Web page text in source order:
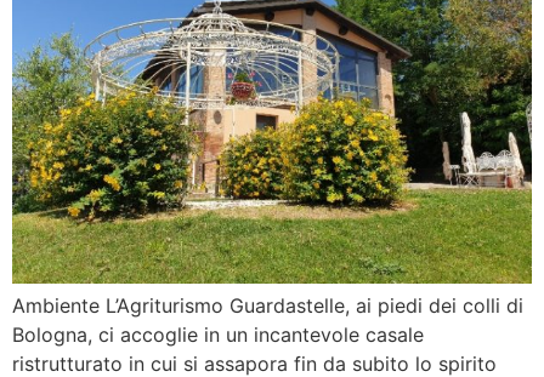
Ambiente L’Agriturismo Guardastelle, ai piedi dei colli di
Bologna, ci accoglie in un incantevole casale
ristrutturato in cui si assapora fin da subito lo spirito